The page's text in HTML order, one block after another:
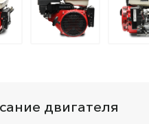
двигателя